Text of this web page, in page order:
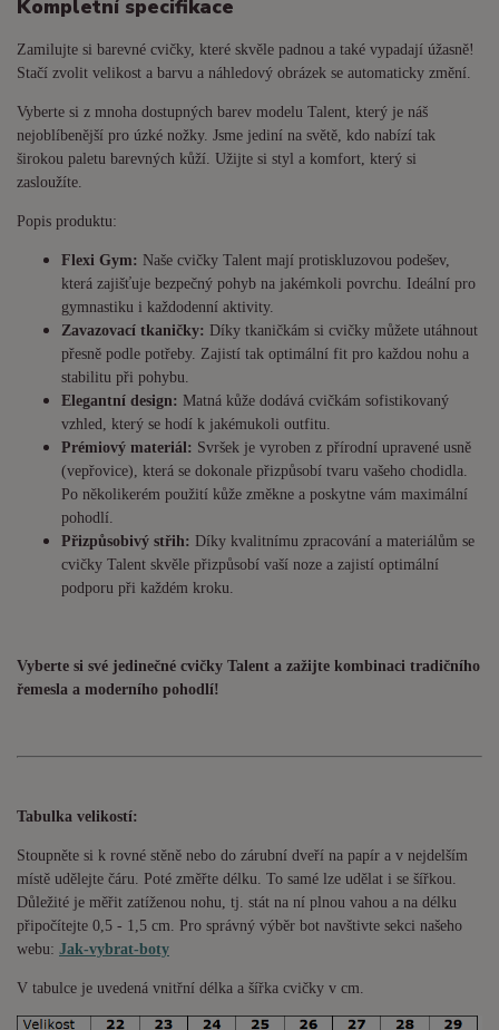
Kompletní specifikace
Zamilujte si barevné cvičky, které skvěle padnou a také vypadají úžasně!
Stačí zvolit velikost a barvu a náhledový obrázek se automaticky změní.
Vyberte si z mnoha dostupných barev modelu Talent, který je náš
nejoblíbenější pro úzké nožky. Jsme jediní na světě, kdo nabízí tak
širokou paletu barevných kůží. Užijte si styl a komfort, který si
zasloužíte.
Popis produktu:
Flexi Gym: Naše cvičky Talent mají protiskluzovou podešev,
která zajišťuje bezpečný pohyb na jakémkoli povrchu. Ideální pro
gymnastiku i každodenní aktivity.
Zavazovací tkaničky: Díky tkaničkám si cvičky můžete utáhnout
přesně podle potřeby. Zajistí tak optimální fit pro každou nohu a
stabilitu při pohybu.
Elegantní design: Matná kůže dodává cvičkám sofistikovaný
vzhled, který se hodí k jakémukoli outfitu.
Prémiový materiál: Svršek je vyroben z přírodní upravené usně
(vepřovice), která se dokonale přizpůsobí tvaru vašeho chodidla.
Po několikerém použití kůže změkne a poskytne vám maximální
pohodlí.
Přizpůsobivý střih: Díky kvalitnímu zpracování a materiálům se
cvičky Talent skvěle přizpůsobí vaší noze a zajistí optimální
podporu při každém kroku.
Vyberte si své jedinečné cvičky Talent a zažijte kombinaci tradičního
řemesla a moderního pohodlí!
Tabulka velikostí:
Stoupněte si k rovné stěně nebo do zárubní dveří na papír a v nejdelším
místě udělejte čáru. Poté změřte délku. To samé lze udělat i se šířkou.
Důležité je měřit zatíženou nohu, tj. stát na ní plnou vahou a na délku
připočítejte 0,5 - 1,5 cm. Pro správný výběr bot navštivte sekci našeho
webu: Jak-vybrat-boty
V tabulce je uvedená vnitřní délka a šířka cvičky v cm.